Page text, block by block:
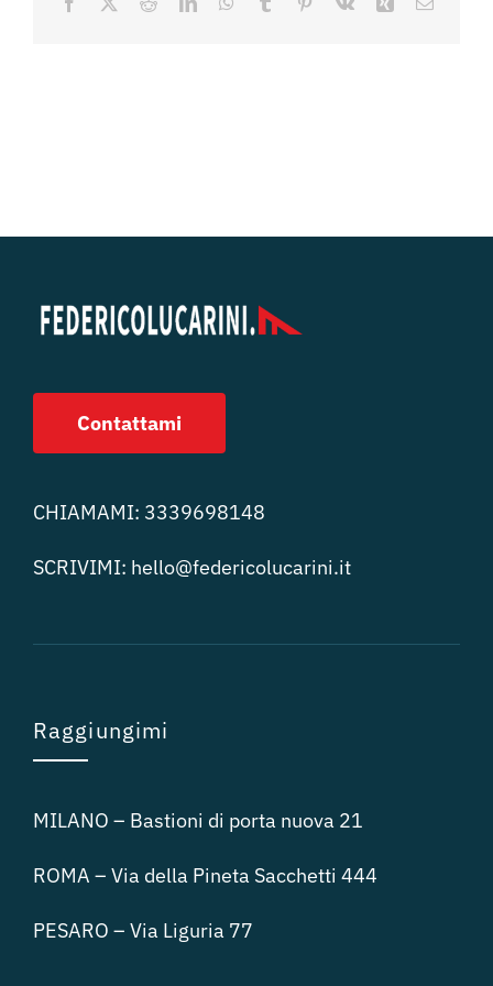
Contattami
CHIAMAMI: 3339698148
SCRIVIMI: hello@federicolucarini.it
Raggiungimi
MILANO – Bastioni di porta nuova 21
ROMA – Via della Pineta Sacchetti 444
PESARO – Via Liguria 77